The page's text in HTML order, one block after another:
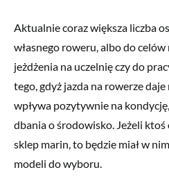
Aktualnie coraz większa liczba
własnego roweru, albo do
jeżdżenia na uczelnię czy do
tego, gdyż jazda na rowerze
wpływa pozytywnie na
dbania o środowisko. Jeżeli
sklep marin, to będzie miał w
modeli do wyboru.